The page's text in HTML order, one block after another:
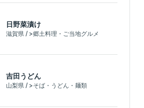
日野菜漬け
滋賀県 / >郷土料理・ご当地グルメ
吉田うどん
山梨県 / >そば・うどん・麺類